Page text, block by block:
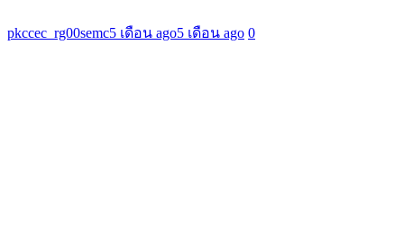
pkccec_rg00semc5 เดือน ago5 เดือน ago 0